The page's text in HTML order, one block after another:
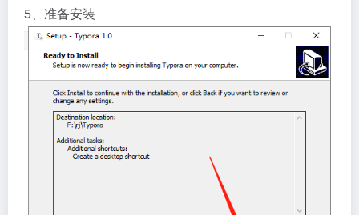
5、准备安装